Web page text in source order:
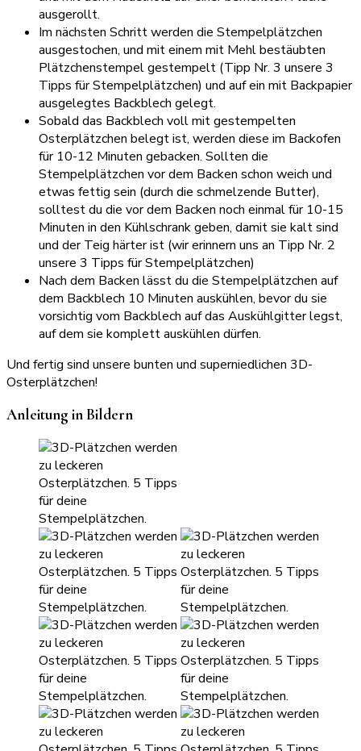
ausgerollt.
Im nächsten Schritt werden die Stempelplätzchen
ausgestochen, und mit einem mit Mehl bestäubten
Plätzchenstempel gestempelt (Tipp Nr. 3 unsere 3
Tipps für Stempelplätzchen) und auf ein mit Backpapier
ausgelegtes Backblech gelegt.
Sobald das Backblech voll mit gestempelten
Osterplätzchen belegt ist, werden diese im Backofen
für 10-12 Minuten gebacken. Sollten die
Stempelplätzchen vor dem Backen schon weich und
etwas fettig sein (durch die schmelzende Butter),
solltest du die vor dem Backen noch einmal für 10-15
Minuten in den Kühlschrank geben, damit sie kalt sind
und der Teig härter ist (wir erinnern uns an Tipp Nr. 2
unsere 3 Tipps für Stempelplätzchen)
Nach dem Backen lässt du die Stempelplätzchen auf
dem Backblech 10 Minuten auskühlen, bevor du sie
vorsichtig vom Backblech auf das Auskühlgitter legst,
auf dem sie komplett auskühlen dürfen.
Und fertig sind unsere bunten und superniedlichen 3D-
Osterplätzchen!
Anleitung in Bildern